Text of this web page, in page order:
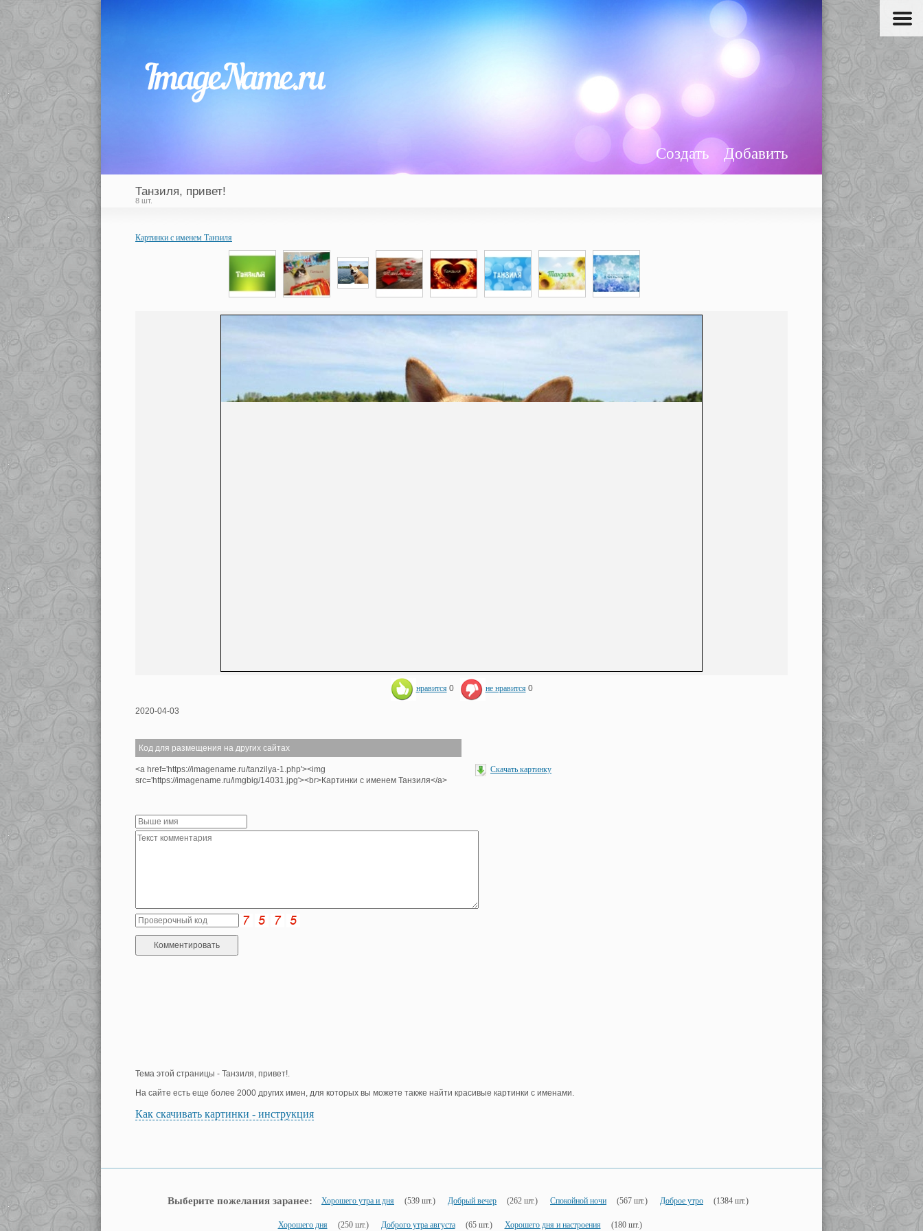
Добавить
Создать
Танзиля, привет!
8 шт.
Картинки с именем Танзиля
нравится 0 не нравится 0
2020-04-03
Код для размещения на других сайтах
<a href='https://imagename.ru/tanzilya-1.php'><img
src='https://imagename.ru/imgbig/14031.jpg'><br>Картинки с именем Танзиля</a>
Скачать картинку
Тема этой страницы - Танзиля, привет!.
На сайте есть еще более 2000 других имен, для которых вы можете также найти красивые картинки с именами.
Как скачивать картинки - инструкция
Выберите пожелания заранее: Хорошего утра и дня (539 шт.) Добрый вечер (262 шт.) Спокойной ночи (567 шт.) Доброе утро (1384 шт.)
Хорошего дня (250 шт.) Доброго утра августа (65 шт.) Хорошего дня и настроения (180 шт.)